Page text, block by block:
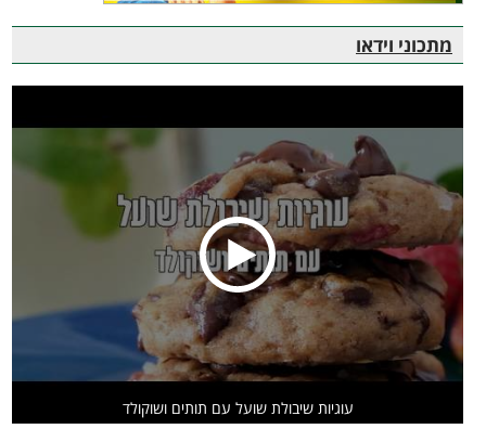
מתכוני וידאו
עוגיות שיבולת שועל עם תותים ושוקולד